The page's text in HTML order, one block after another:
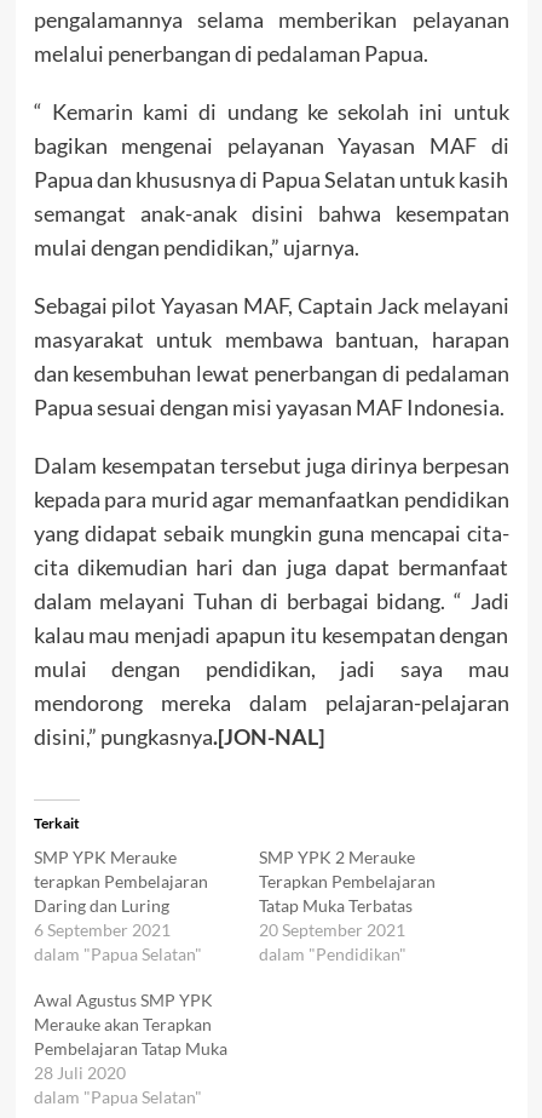
pengalamannya selama memberikan pelayanan
melalui penerbangan di pedalaman Papua.
“ Kemarin kami di undang ke sekolah ini untuk
bagikan mengenai pelayanan Yayasan MAF di
Papua dan khususnya di Papua Selatan untuk kasih
semangat anak-anak disini bahwa kesempatan
mulai dengan pendidikan,” ujarnya.
Sebagai pilot Yayasan MAF, Captain Jack melayani
masyarakat untuk membawa bantuan, harapan
dan kesembuhan lewat penerbangan di pedalaman
Papua sesuai dengan misi yayasan MAF Indonesia.
Dalam kesempatan tersebut juga dirinya berpesan
kepada para murid agar memanfaatkan pendidikan
yang didapat sebaik mungkin guna mencapai cita-
cita dikemudian hari dan juga dapat bermanfaat
dalam melayani Tuhan di berbagai bidang. “ Jadi
kalau mau menjadi apapun itu kesempatan dengan
mulai dengan pendidikan, jadi saya mau
mendorong mereka dalam pelajaran-pelajaran
disini,” pungkasnya.[JON-NAL]
Terkait
SMP YPK Merauke
terapkan Pembelajaran
Daring dan Luring
6 September 2021
dalam "Papua Selatan"
SMP YPK 2 Merauke
Terapkan Pembelajaran
Tatap Muka Terbatas
20 September 2021
dalam "Pendidikan"
Awal Agustus SMP YPK
Merauke akan Terapkan
Pembelajaran Tatap Muka
28 Juli 2020
dalam "Papua Selatan"